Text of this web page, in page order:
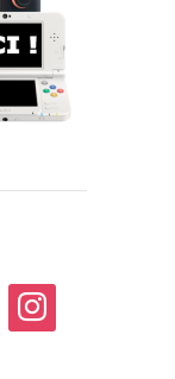
instagram